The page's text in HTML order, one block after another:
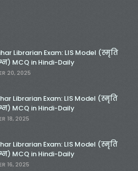
Librarian Exam: LIS Model (स्मृति
MCQ in Hindi-Daily
20, 2025
Librarian Exam: LIS Model (स्मृति
MCQ in Hindi-Daily
18, 2025
Librarian Exam: LIS Model (स्मृति
MCQ in Hindi-Daily
16, 2025